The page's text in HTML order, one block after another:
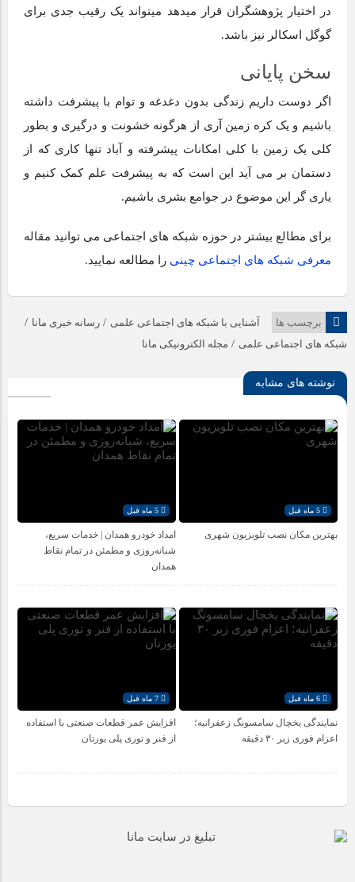
در اختیار پژوهشگران قرار میدهد میتواند یک رقیب جدی برای
گوگل اسکالر نیز باشد.
سخن پایانی
اگر دوست داریم زندگی بدون دغدغه و توام با پیشرفت داشته
باشیم و یک کره زمین آری از هرگونه خشونت و درگیری و بطور
کلی یک زمین با کلی امکانات پیشرفته و آباد تنها کاری که از
دستمان بر می آید این است که به پیشرفت علم کمک کنیم و
یاری گر این موضوع در جوامع بشری باشیم.
برای مطالع بیشتر در حوزه شبکه های اجتماعی می توانید مقاله
معرفی شبکه های اجتماعی چینی را مطالعه نمایید.
برچسب ها آشنایی با شبکه های اجتماعی علمی / رسانه خبری مانا /
شبکه های اجتماعی علمی / مجله الکترونیکی مانا
نوشته های مشابه
5 ماه قبل
بهترین مکان نصب تلویزیون شهری
امداد خودرو همدان | خدمات سریع،
شبانه‌روزی و مطمئن در تمام نقاط
همدان
6 ماه قبل
نمایندگی یخچال سامسونگ زعفرانیه؛
اعزام فوری زیر ۳۰ دقیقه
افزایش عمر قطعات صنعتی با استفاده
از فنر و توری پلی یورتان